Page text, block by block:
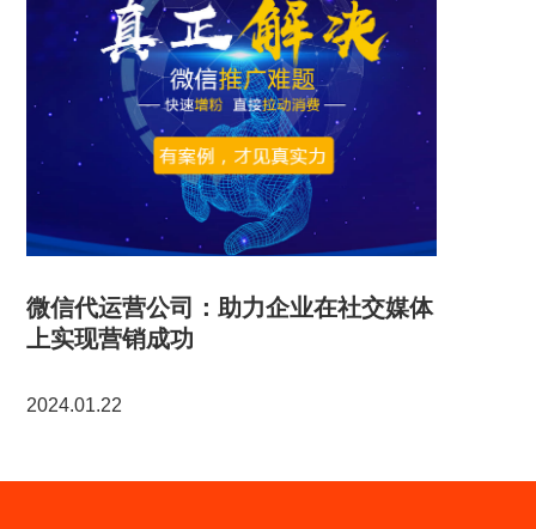
微信代运营公司：助力企业在社交媒体
上实现营销成功
2024.01.22